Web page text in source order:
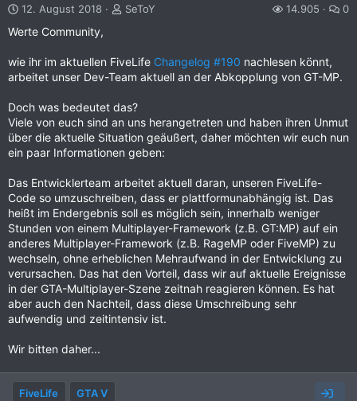
12. August 2018 SeToY 14.905 0
Werte Community,
wie ihr im aktuellen FiveLife Changelog #190 nachlesen könnt,
arbeitet unser Dev-Team aktuell an der Abkopplung von GT-MP.
Doch was bedeutet das?
Viele von euch sind an uns herangetreten und haben ihren Unmut
über die aktuelle Situation geäußert, daher möchten wir euch nun
ein paar Informationen geben:
Das Entwicklerteam arbeitet aktuell daran, unseren FiveLife-
Code so umzuschreiben, dass er plattformunabhängig ist. Das
heißt im Endergebnis soll es möglich sein, innerhalb weniger
Stunden von einem Multiplayer-Framework (z.B. GT:MP) auf ein
anderes Multiplayer-Framework (z.B. RageMP oder FiveMP) zu
wechseln, ohne erheblichen Mehraufwand in der Entwicklung zu
verursachen. Das hat den Vorteil, dass wir auf aktuelle Ereignisse
in der GTA-Multiplayer-Szene zeitnah reagieren können. Es hat
aber auch den Nachteil, dass diese Umschreibung sehr
aufwendig und zeitintensiv ist.
Wir bitten daher...
FiveLife GTA V